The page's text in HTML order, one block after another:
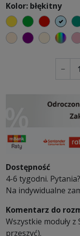
Kolor: błękitny
żółtyzielony
ciepły kremowy
fioletowa
ecru
−
Dostępność
4-6 tygodni.
Na indywidualne
Komentarz do
Wszystkie moduły
przeszyć).